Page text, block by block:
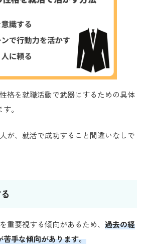
格を就職活動で武器にするための具体
。
が、就活で成功すること間違いなしで
重要視する傾向があるため、 過去の経
苦手な傾向があります。